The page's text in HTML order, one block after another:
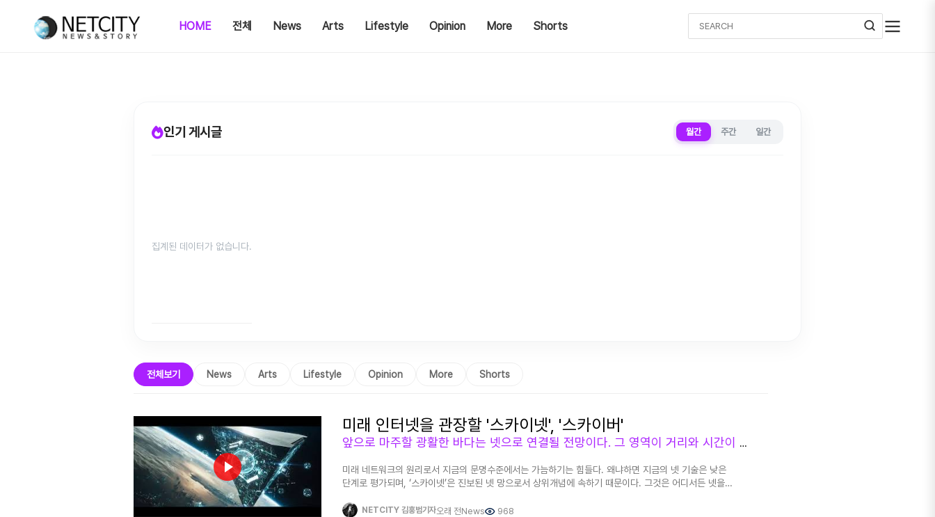
HOME 전체 News Arts Lifestyle Opinion More Shorts
인기 게시글 월간 주간 일간
집계된 데이터가 없습니다.
전체보기 News Arts Lifestyle Opinion More Shorts
미래 인터넷을 관장할 '스카이넷', '스카이버'
앞으로 마주할 광활한 바다는 넷으로 연결될 전망이다. 그 영역이 거리와 시간이 영원에 달한다.
미래 네트워크의 원리로서 지금의 문명수준에서는 가늠하기는 힘들다. 왜냐하면 지금의 넷 기술은 낮은
단계로 평가되며, ‘스카이넷’은 진보된 넷 망으로서 상위개념에 속하기 때문이다. 그것은 어디서든 넷을
저해된다. 다양한 문화 콘텐츠가 활성화되며 발달한다. 독립적인 도시 단위로서 파 사회를 일궈야 한다.
NETCITY 김홍범기자오래 전News 968